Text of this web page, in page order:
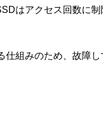
はアクセス回数に
仕組みのため、故障